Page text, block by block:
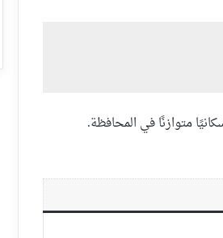
متوازنًا في المحافظة.